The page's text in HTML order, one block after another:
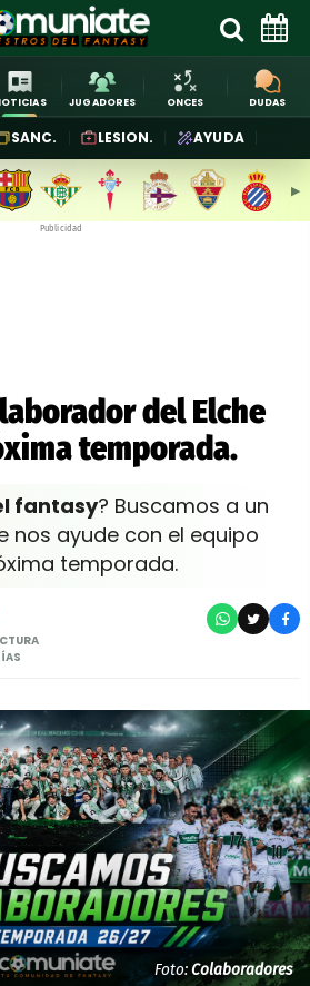
JUGADORES ONCES DUDAS
SANC. LESION. AYUDA
▶︎
Publicidad
del Elche
temporada.
fantasy? Buscamos a un
nos ayude con el equipo
temporada.
Foto:Colaboradores